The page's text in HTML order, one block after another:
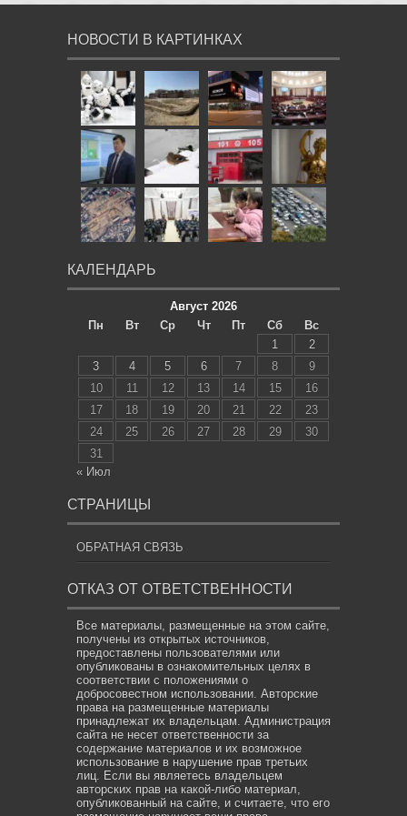
НОВОСТИ В КАРТИНКАХ
КАЛЕНДАРЬ
Август 2026
Пн
Вт Ср Чт Пт Сб
Вс
1
2
3
4 5 6 7 8
9
10
11 12 13 14 15
16
17
18 19 20 21 22
23
24
25 26 27 28 29
30
31
« Июл
СТРАНИЦЫ
ОБРАТНАЯ СВЯЗЬ
ОТКАЗ ОТ ОТВЕТСТВЕННОСТИ
Все материалы, размещенные на этом сайте,
получены из открытых источников,
предоставлены пользователями или
опубликованы в ознакомительных целях в
соответствии с положениями о
добросовестном использовании. Авторские
права на размещенные материалы
принадлежат их владельцам. Администрация
сайта не несет ответственности за
содержание материалов и их возможное
использование в нарушение прав третьих
лиц. Если вы являетесь владельцем
авторских прав на какой-либо материал,
опубликованный на сайте, и считаете, что его